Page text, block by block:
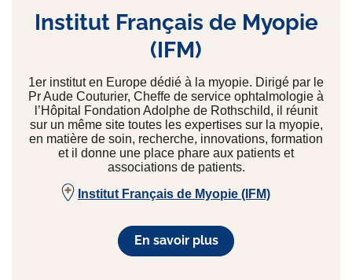
Institut Français de Myopie
(IFM)
1er institut en Europe dédié à la myopie. Dirigé par le
Pr Aude Couturier, Cheffe de service ophtalmologie à
l’Hôpital Fondation Adolphe de Rothschild, il réunit
sur un même site toutes les expertises sur la myopie,
en matière de soin, recherche, innovations, formation
et il donne une place phare aux patients et
associations de patients.
Institut Français de Myopie (IFM)
En savoir plus